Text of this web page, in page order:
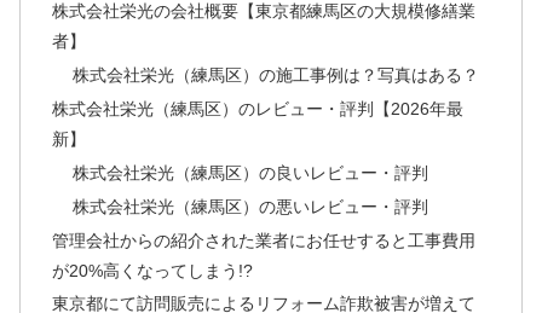
株式会社栄光の会社概要【東京都練馬区の大規模修繕業
者】
株式会社栄光（練馬区）の施工事例は？写真はある？
株式会社栄光（練馬区）のレビュー・評判【2026年最
新】
株式会社栄光（練馬区）の良いレビュー・評判
株式会社栄光（練馬区）の悪いレビュー・評判
管理会社からの紹介された業者にお任せすると工事費用
が20%高くなってしまう!?
東京都にて訪問販売によるリフォーム詐欺被害が増えて